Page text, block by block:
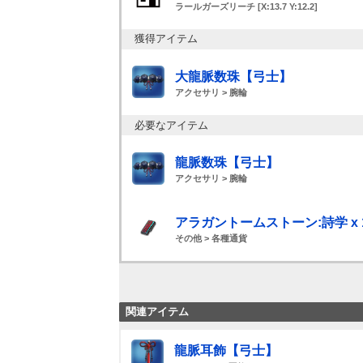
ラールガーズリーチ [X:13.7 Y:12.2]
獲得アイテム
大龍脈数珠【弓士】
アクセサリ > 腕輪
必要なアイテム
龍脈数珠【弓士】
アクセサリ > 腕輪
アラガントームストーン:詩学 x
その他 > 各種通貨
関連アイテム
龍脈耳飾【弓士】